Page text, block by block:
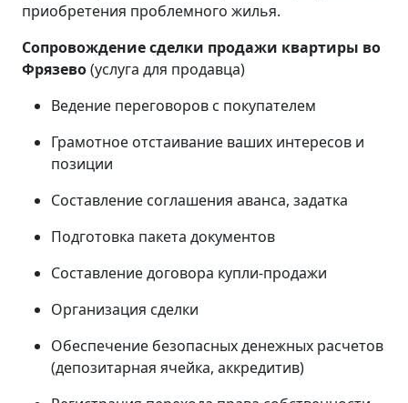
приобретения проблемного жилья.
Сопровождение сделки продажи квартиры во
Фрязево(услуга для продавца)
Ведение переговоров с покупателем
Грамотное отстаивание ваших интересов и
позиции
Составление соглашения аванса, задатка
Подготовка пакета документов
Составление договора купли-продажи
Организация сделки
Обеспечение безопасных денежных расчетов
(депозитарная ячейка, аккредитив)